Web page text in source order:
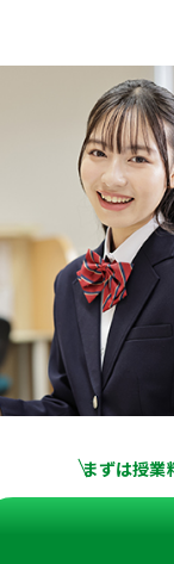
まずは授業